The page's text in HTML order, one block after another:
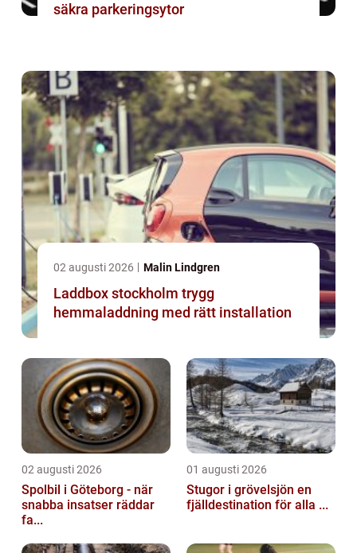
säkra parkeringsytor
02 augusti 2026 Malin Lindgren
Laddbox stockholm trygg
hemmaladdning med rätt installation
02 augusti 2026
Spolbil i Göteborg - när
snabba insatser räddar
fa...
01 augusti 2026
Stugor i grövelsjön en
fjälldestination för alla ...